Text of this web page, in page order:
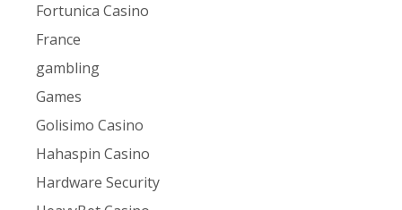
Fortunica Casino
France
gambling
Games
Golisimo Casino
Hahaspin Casino
Hardware Security